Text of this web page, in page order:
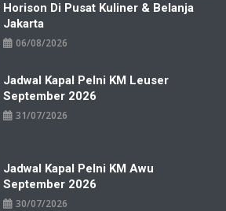
Horison Di Pusat Kuliner & Belanja
Jakarta
06/08/2026
Jadwal Kapal Pelni KM Leuser
September 2026
31/07/2026
Jadwal Kapal Pelni KM Awu
September 2026
30/07/2026